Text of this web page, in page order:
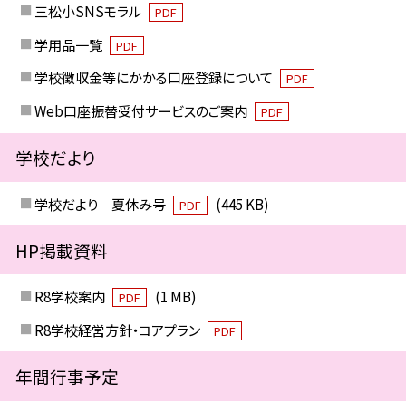
三松小SNSモラル PDF
学用品一覧 PDF
学校徴収金等にかかる口座登録について PDF
Web口座振替受付サービスのご案内 PDF
学校だより
学校だより 夏休み号 PDF (445 KB)
HP掲載資料
R8学校案内 PDF
(1 MB)
R8学校経営方針・コアプラン
PDF
年間行事予定